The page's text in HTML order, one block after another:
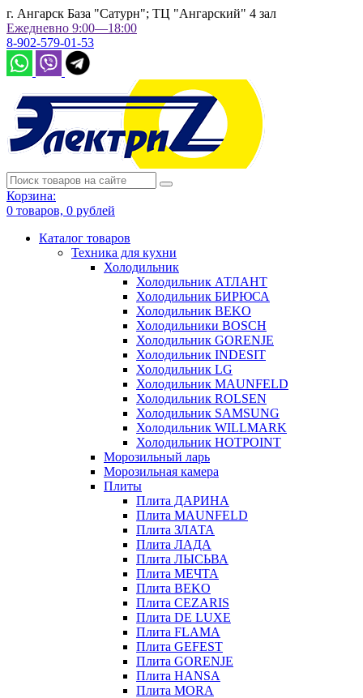
г. Ангарск База "Сатурн"; ТЦ "Ангарский" 4 зал
Ежедневно 9:00—18:00
8-902-579-01-53
Корзина:
0 товаров, 0 рублей
Каталог товаров
Техника для кухни
Холодильник
Холодильник АТЛАНТ
Холодильник БИРЮСА
Холодильник BEKO
Холодильники BOSCH
Холодильник GORENJE
Холодильник INDESIT
Холодильник LG
Холодильник MAUNFELD
Холодильник ROLSEN
Холодильник SAMSUNG
Холодильник WILLMARK
Холодильник HOTPOINT
Морозильный ларь
Морозильная камера
Плиты
Плита ДАРИНА
Плита MAUNFELD
Плита ЗЛАТА
Плита ЛАДА
Плита ЛЫСЬВА
Плита МЕЧТА
Плита BEKO
Плита CEZARIS
Плита DE LUXE
Плита FLAMA
Плита GEFEST
Плита GORENJE
Плита HANSA
Плита MORA